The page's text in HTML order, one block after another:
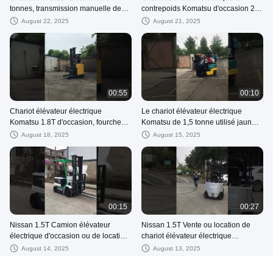
tonnes, transmission manuelle de
qualité industrielle, orange, mât
August 22, 2025
contrepoids Komatsu d'occasion 2
tonnes mât triplex jaune vert
August 21, 2025
00:55
Chariot élévateur électrique
Komatsu 1.8T d'occasion, fourches
en acier de 6,5 m, jaune, pour la
entrepôt
August 18, 2025
00:10
Le chariot élévateur électrique
Komatsu de 1,5 tonne utilisé jaune
et vert pour la manutention de
August 15, 2025
00:15
Nissan 1.5T Camion élévateur
électrique d'occasion ou de location
4WD avec hauteur de levage de
August 14, 2025
00:27
Nissan 1.5T Vente ou location de
chariot élévateur électrique
d'occasion 4 roues motrices 3000
August 13, 2025